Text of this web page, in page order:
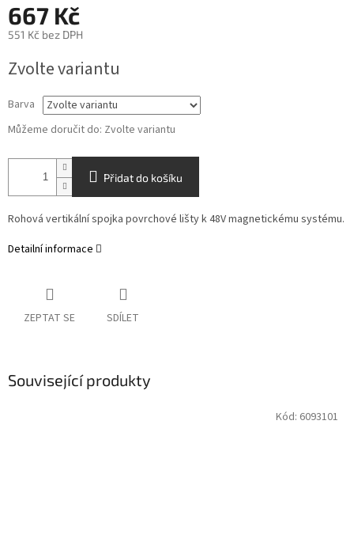
667 Kč
551 Kč bez DPH
cena:
Zvolte variantu
Barva
Můžeme doručit do: Zvolte variantu
Přidat do košíku
Rohová vertikální spojka povrchové lišty k 48V magnetickému systému.
Detailní informace
ZEPTAT SE SDÍLET
Související produkty
Kód: 6093101